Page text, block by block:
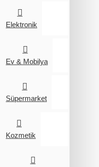
Elektronik
Ev & Mobilya
Süpermarket
Kozmetik